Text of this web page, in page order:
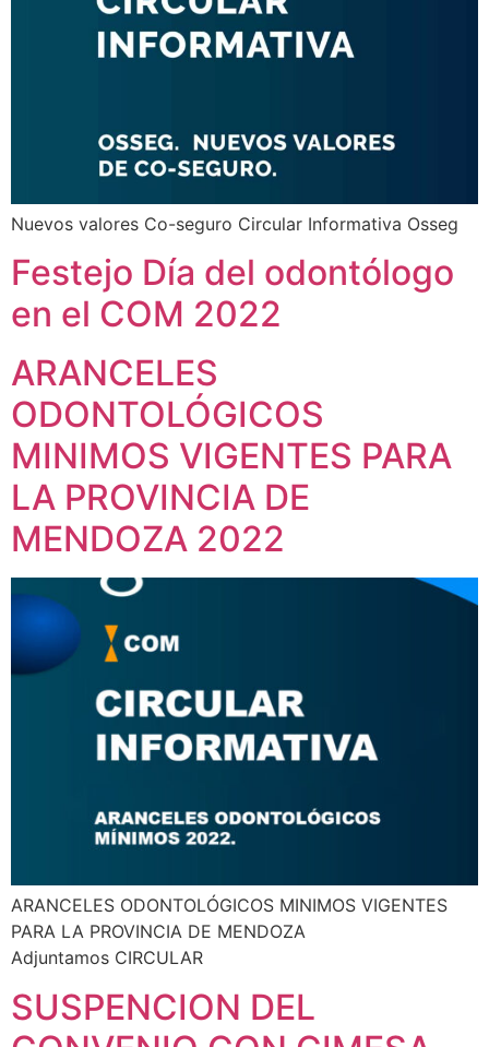
Nuevos valores Co-seguro Circular Informativa Osseg
Festejo Día del odontólogo
en el COM 2022
ARANCELES
ODONTOLÓGICOS
MINIMOS VIGENTES PARA
LA PROVINCIA DE
MENDOZA 2022
ARANCELES ODONTOLÓGICOS MINIMOS VIGENTES
PARA LA PROVINCIA DE MENDOZA
Adjuntamos CIRCULAR
SUSPENCION DEL